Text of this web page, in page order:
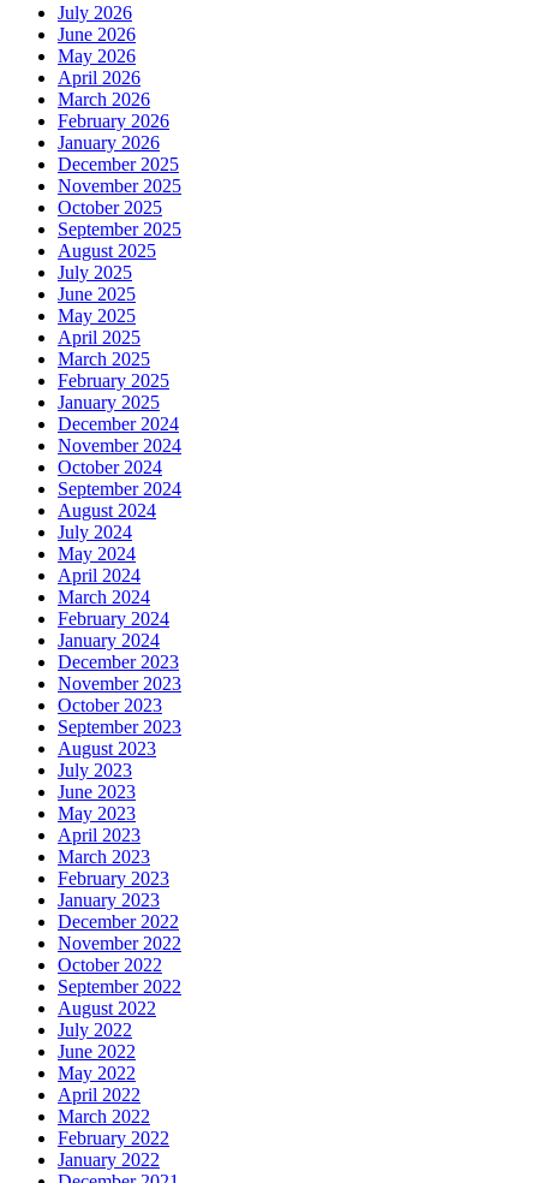
July 2026
June 2026
May 2026
April 2026
March 2026
February 2026
January 2026
December 2025
November 2025
October 2025
September 2025
August 2025
July 2025
June 2025
May 2025
April 2025
March 2025
February 2025
January 2025
December 2024
November 2024
October 2024
September 2024
August 2024
July 2024
May 2024
April 2024
March 2024
February 2024
January 2024
December 2023
November 2023
October 2023
September 2023
August 2023
July 2023
June 2023
May 2023
April 2023
March 2023
February 2023
January 2023
December 2022
November 2022
October 2022
September 2022
August 2022
July 2022
June 2022
May 2022
April 2022
March 2022
February 2022
January 2022